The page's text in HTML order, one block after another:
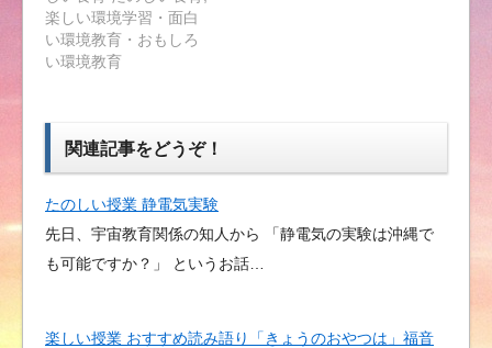
楽しい環境学習・面白
い環境教育・おもしろ
い環境教育
関連記事をどうぞ！
たのしい授業 静電気実験
先日、宇宙教育関係の知人から 「静電気の実験は沖縄で
も可能ですか？」 というお話…
楽しい授業 おすすめ読み語り「きょうのおやつは」福音